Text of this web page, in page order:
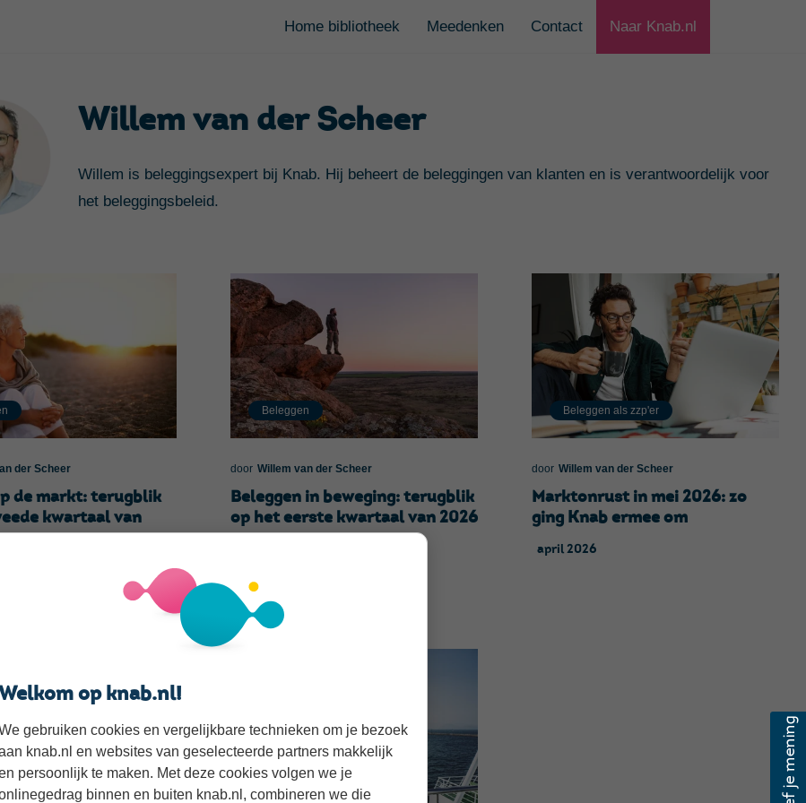
Home bibliotheek Meedenken Contact Naar Knab.nl
Willem van der Scheer
Willem is beleggingsexpert bij Knab. Hij beheert de beleggingen van klanten en is verantwoordelijk voor
het beleggingsbeleid.
der Scheer
de markt: terugblik
kwartaal van
Beleggen
door Willem van der Scheer
Beleggen in beweging: terugblik
op het eerste kwartaal van 2026
Beleggen als zzp'er
door Willem van der Scheer
Marktonrust in mei 2026: zo
ging Knab ermee om
april 2026
Beleggen
op knab.nl!
gebruiken cookies en vergelijkbare technieken om je bezoek
knab.nl en websites van geselecteerde partners makkelijk
persoonlijk te maken. Met deze cookies volgen we je
binnen en buiten knab.nl, combineren we die